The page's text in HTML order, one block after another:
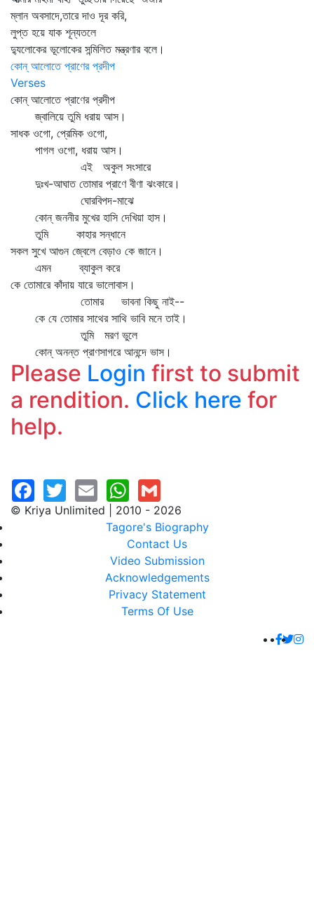
ম্লান অবসাদে,তারে দাও দূর করি,
লুপ্ত হয়ে যাক শূন্যতলে
দ্যুলোকের ভূলোকের সন্মিলিত মন্ত্রণার বলে।
কোন্‌ আলোতে প্রাণের প্রদীপ
Verses
কোন্‌ আলোতে প্রাণের প্রদীপ
জ্বালিয়ে তুমি ধরায় আস।
সাধক ওগো, প্রেমিক ওগো,
পাগল ওগো, ধরায় আস।
এই অকুল সংসারে
দুঃখ-আঘাত তোমার প্রাণে বীণা ঝংকারে।
ঘোরবিপদ-মাঝে
কোন্‌ জননীর মুখের হাসি দেখিয়া হাস।
তুমি কাহার সন্ধানে
সকল সুখে আগুন জ্বেলে বেড়াও কে জানে।
এমন ব্যাকুল করে
কে তোমারে কাঁদায় যারে ভালোবাস।
তোমার ভাবনা কিছু নাই--
কে যে তোমার সাথের সাথি ভাবি মনে তাই।
তুমি মরণ ভুলে
কোন্‌ অনন্ত প্রাণসাগরে আনন্দে ভাস।
Please Login first to submit
a rendition. Click here for
help.
© Kriya Unlimited | 2010 - 2026
Tagore's Biography
Contact Us
Video Submission
Acknowledgements
Privacy Statement
Terms Of Use